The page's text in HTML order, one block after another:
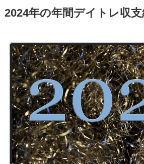
2024年の年間デイトレ収